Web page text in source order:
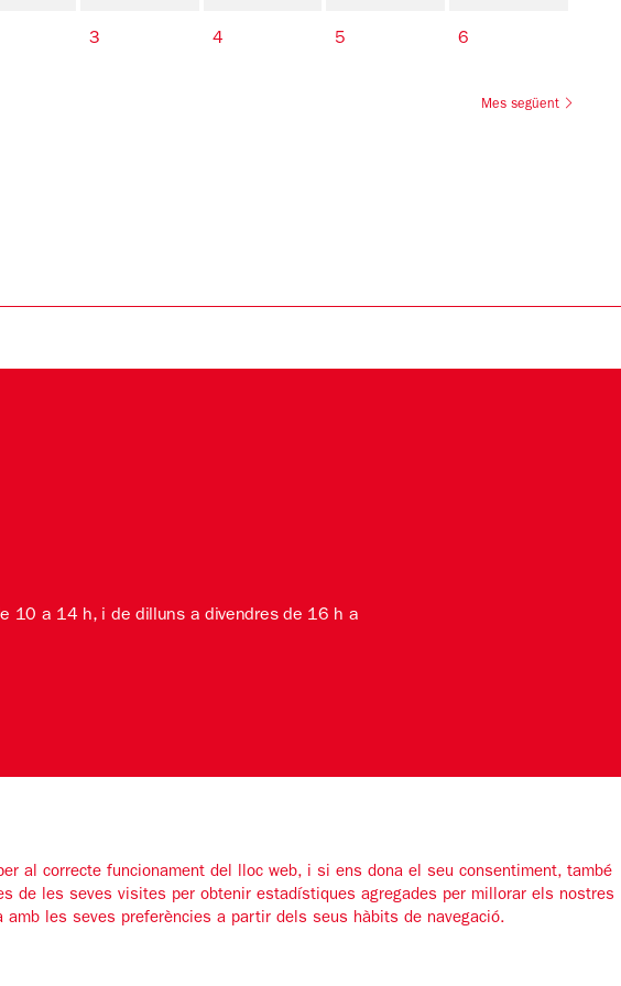
3 4 5 6
Mes següent
10 a 14 h, i de dilluns a divendres de 16 h a
al correcte funcionament del lloc web, i si ens dona el seu consentiment, també
de les seves visites per obtenir estadístiques agregades per millorar els nostres
les seves preferències a partir dels seus hàbits de navegació.